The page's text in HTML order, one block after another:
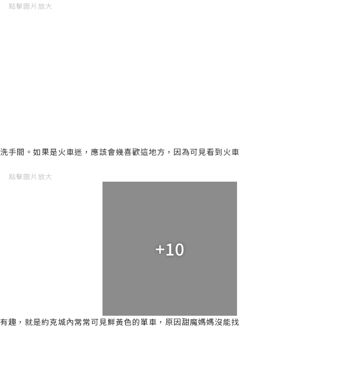
點擊圖片放大
手間。如果是火車迷，應該會幾喜歡這地方，因為可見看到火車
點擊圖片放大
+10
趣，就是約克城內常常可見鮮黃色的單車，原因甜魔媽媽沒能找